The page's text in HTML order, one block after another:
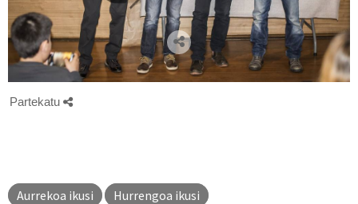
Partekatu
Aurrekoa ikusi Hurrengoa ikusi